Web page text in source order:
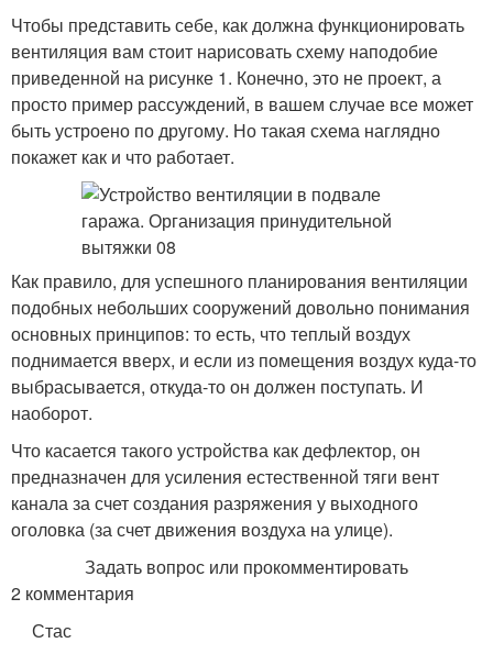
Чтобы представить себе, как должна функционировать
вентиляция вам стоит нарисовать схему наподобие
приведенной на рисунке 1. Конечно, это не проект, а
просто пример рассуждений, в вашем случае все может
быть устроено по другому. Но такая схема наглядно
покажет как и что работает.
Как правило, для успешного планирования вентиляции
подобных небольших сооружений довольно понимания
основных принципов: то есть, что теплый воздух
поднимается вверх, и если из помещения воздух куда-то
выбрасывается, откуда-то он должен поступать. И
наоборот.
Что касается такого устройства как дефлектор, он
предназначен для усиления естественной тяги вент
канала за счет создания разряжения у выходного
оголовка (за счет движения воздуха на улице).
Задать вопрос или прокомментировать
2 комментария
Стас